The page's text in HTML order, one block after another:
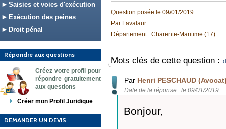
Saisies et voies d'exécution
Exécution des peines
Droit pénal
Répondre aux questions
Créez votre profil pour
répondre gratuitement
aux questions
Créer mon Profil Juridique
DEMANDER UN DEVIS
Question posée le 09/01/2019
Par Lavalaur
Département : Charente-Maritime (17)
Mots clés de cette question :
Par Henri PESCHAUD
Date de la réponse : le 09/01/2019
Bonjour,